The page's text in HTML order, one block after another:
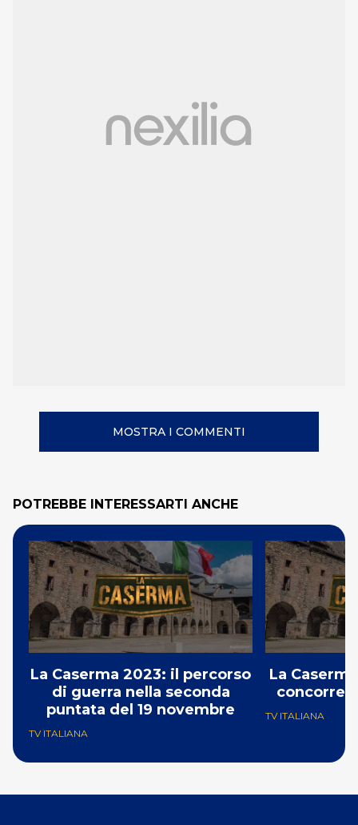
MOSTRA I COMMENTI
POTREBBE INTERESSARTI ANCHE
La Caserma 2023: il percorso
di guerra nella seconda
puntata del 19 novembre
TV ITALIANA
La
TV ITALIANA